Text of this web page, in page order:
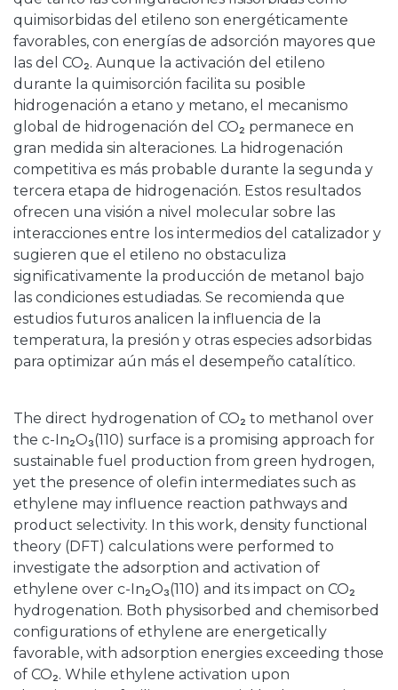
quimisorbidas del etileno son energéticamente
favorables, con energías de adsorción mayores que
las del CO₂. Aunque la activación del etileno
durante la quimisorción facilita su posible
hidrogenación a etano y metano, el mecanismo
global de hidrogenación del CO₂ permanece en
gran medida sin alteraciones. La hidrogenación
competitiva es más probable durante la segunda y
tercera etapa de hidrogenación. Estos resultados
ofrecen una visión a nivel molecular sobre las
interacciones entre los intermedios del catalizador y
sugieren que el etileno no obstaculiza
significativamente la producción de metanol bajo
las condiciones estudiadas. Se recomienda que
estudios futuros analicen la influencia de la
temperatura, la presión y otras especies adsorbidas
para optimizar aún más el desempeño catalítico.
The direct hydrogenation of CO₂ to methanol over
the c-In₂O₃(110) surface is a promising approach for
sustainable fuel production from green hydrogen,
yet the presence of olefin intermediates such as
ethylene may influence reaction pathways and
product selectivity. In this work, density functional
theory (DFT) calculations were performed to
investigate the adsorption and activation of
ethylene over c-In₂O₃(110) and its impact on CO₂
hydrogenation. Both physisorbed and chemisorbed
configurations of ethylene are energetically
favorable, with adsorption energies exceeding those
of CO₂. While ethylene activation upon